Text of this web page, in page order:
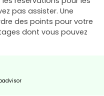
pas assister. Une
des points pour votre
dont vous pouvez